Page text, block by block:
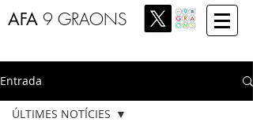
AFA 9 GRAONS
Entrada
ÚLTIMES NOTÍCIES